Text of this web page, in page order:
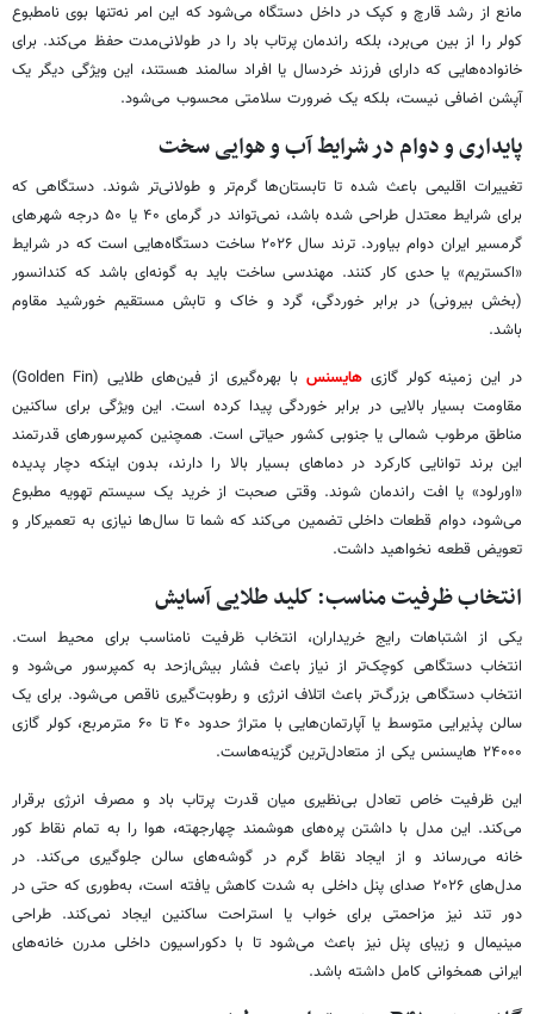
مانع از رشد قارچ و کپک در داخل دستگاه می‌شود که این امر نه‌تنها بوی نامطبوع
کولر را از بین می‌برد، بلکه راندمان پرتاب باد را در طولانی‌مدت حفظ می‌کند. برای
خانواده‌هایی که دارای فرزند خردسال یا افراد سالمند هستند، این ویژگی دیگر یک
آپشن اضافی نیست، بلکه یک ضرورت سلامتی محسوب می‌شود.
پایداری و دوام در شرایط آب و هوایی سخت
تغییرات اقلیمی باعث شده تا تابستان‌ها گرم‌تر و طولانی‌تر شوند. دستگاهی که
برای شرایط معتدل طراحی شده باشد، نمی‌تواند در گرمای ۴۰ یا ۵۰ درجه شهرهای
گرمسیر ایران دوام بیاورد. ترند سال ۲۰۲۶ ساخت دستگاه‌هایی است که در شرایط
«اکستریم» یا حدی کار کنند. مهندسی ساخت باید به گونه‌ای باشد که کندانسور
(بخش بیرونی) در برابر خوردگی، گرد و خاک و تابش مستقیم خورشید مقاوم
باشد.
در این زمینه کولر گازیهایسنس
با بهره‌گیری از فین‌های طلایی (Golden Fin)
مقاومت بسیار بالایی در برابر خوردگی پیدا کرده است. این ویژگی برای ساکنین
مناطق مرطوب شمالی یا جنوبی کشور حیاتی است. همچنین کمپرسورهای قدرتمند
این برند توانایی کارکرد در دماهای بسیار بالا را دارند، بدون اینکه دچار پدیده
«اورلود» یا افت راندمان شوند. وقتی صحبت از خرید یک سیستم تهویه مطبوع
می‌شود، دوام قطعات داخلی تضمین می‌کند که شما تا سال‌ها نیازی به تعمیرکار و
تعویض قطعه نخواهید داشت.
انتخاب ظرفیت مناسب: کلید طلایی آسایش
یکی از اشتباهات رایج خریداران، انتخاب ظرفیت نامناسب برای محیط است.
انتخاب دستگاهی کوچک‌تر از نیاز باعث فشار بیش‌ازحد به کمپرسور می‌شود و
انتخاب دستگاهی بزرگ‌تر باعث اتلاف انرژی و رطوبت‌گیری ناقص می‌شود. برای یک
سالن پذیرایی متوسط یا آپارتمان‌هایی با متراژ حدود ۴۰ تا ۶۰ مترمربع، کولر گازی
۲۴۰۰۰ هایسنس یکی از متعادل‌ترین گزینه‌هاست.
این ظرفیت خاص تعادل بی‌نظیری میان قدرت پرتاب باد و مصرف انرژی برقرار
می‌کند. این مدل با داشتن پره‌های هوشمند چهارجهته، هوا را به تمام نقاط کور
خانه می‌رساند و از ایجاد نقاط گرم در گوشه‌های سالن جلوگیری می‌کند. در
مدل‌های ۲۰۲۶ صدای پنل داخلی به شدت کاهش یافته است، به‌طوری که حتی در
دور تند نیز مزاحمتی برای خواب یا استراحت ساکنین ایجاد نمی‌کند. طراحی
مینیمال و زیبای پنل نیز باعث می‌شود تا با دکوراسیون داخلی مدرن خانه‌های
ایرانی همخوانی کامل داشته باشد.